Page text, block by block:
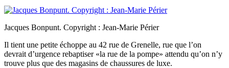
Jacques Bonpunt. Copyright : Jean-Marie Périer
Il tient une petite échoppe au 42 rue de Grenelle, rue que l’on
devrait d’urgence rebaptiser «la rue de la pompe» attendu qu’on n’y
trouve plus que des magasins de chaussures de luxe.